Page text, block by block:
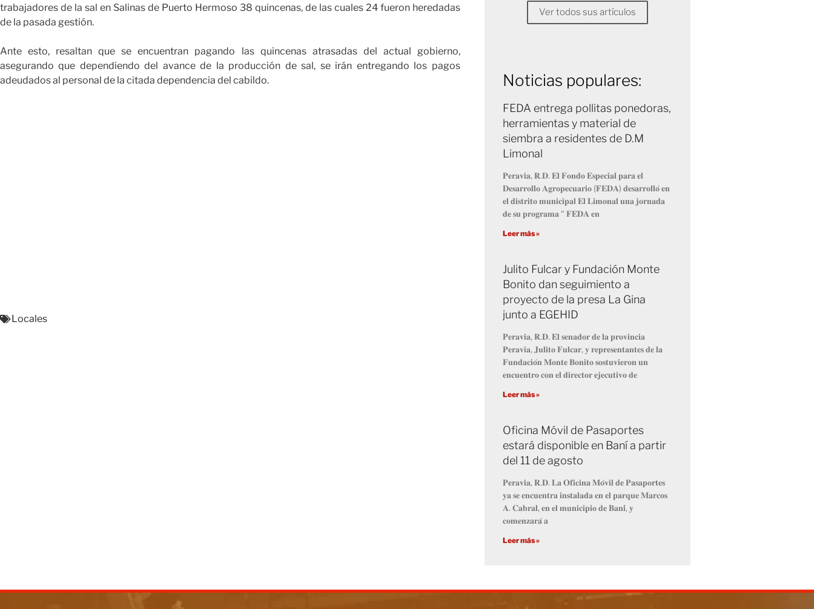
trabajadores de la sal en Salinas de Puerto Hermoso 38 quincenas, de las cuales 24 fueron heredadas
de la pasada gestión.
Ante esto, resaltan que se encuentran pagando las quincenas atrasadas del actual gobierno,
asegurando que dependiendo del avance de la producción de sal, se irán entregando los pagos
adeudados al personal de la citada dependencia del cabildo.
Locales
Ver todos sus artículos
Noticias populares:
FEDA entrega pollitas ponedoras,
herramientas y material de
siembra a residentes de D.M
Limonal
𝐏𝐞𝐫𝐚𝐯𝐢𝐚, 𝐑.𝐃. 𝐄𝐥 𝐅𝐨𝐧𝐝𝐨 𝐄𝐬𝐩𝐞𝐜𝐢𝐚𝐥 𝐩𝐚𝐫𝐚 𝐞𝐥
𝐃𝐞𝐬𝐚𝐫𝐫𝐨𝐥𝐥𝐨 𝐀𝐠𝐫𝐨𝐩𝐞𝐜𝐮𝐚𝐫𝐢𝐨 (𝐅𝐄𝐃𝐀) 𝐝𝐞𝐬𝐚𝐫𝐫𝐨𝐥𝐥𝐨́ 𝐞𝐧
𝐞𝐥 𝐝𝐢𝐬𝐭𝐫𝐢𝐭𝐨 𝐦𝐮𝐧𝐢𝐜𝐢𝐩𝐚𝐥 𝐄𝐥 𝐋𝐢𝐦𝐨𝐧𝐚𝐥 𝐮𝐧𝐚 𝐣𝐨𝐫𝐧𝐚𝐝𝐚
𝐝𝐞 𝐬𝐮 𝐩𝐫𝐨𝐠𝐫𝐚𝐦𝐚 “ 𝐅𝐄𝐃𝐀 𝐞𝐧
Leer más »
Julito Fulcar y Fundación Monte
Bonito dan seguimiento a
proyecto de la presa La Gina
junto a EGEHID
𝐏𝐞𝐫𝐚𝐯𝐢𝐚, 𝐑.𝐃. 𝐄𝐥 𝐬𝐞𝐧𝐚𝐝𝐨𝐫 𝐝𝐞 𝐥𝐚 𝐩𝐫𝐨𝐯𝐢𝐧𝐜𝐢𝐚
𝐏𝐞𝐫𝐚𝐯𝐢𝐚, 𝐉𝐮𝐥𝐢𝐭𝐨 𝐅𝐮𝐥𝐜𝐚𝐫, 𝐲 𝐫𝐞𝐩𝐫𝐞𝐬𝐞𝐧𝐭𝐚𝐧𝐭𝐞𝐬 𝐝𝐞 𝐥𝐚
𝐅𝐮𝐧𝐝𝐚𝐜𝐢𝐨́𝐧 𝐌𝐨𝐧𝐭𝐞 𝐁𝐨𝐧𝐢𝐭𝐨 𝐬𝐨𝐬𝐭𝐮𝐯𝐢𝐞𝐫𝐨𝐧 𝐮𝐧
𝐞𝐧𝐜𝐮𝐞𝐧𝐭𝐫𝐨 𝐜𝐨𝐧 𝐞𝐥 𝐝𝐢𝐫𝐞𝐜𝐭𝐨𝐫 𝐞𝐣𝐞𝐜𝐮𝐭𝐢𝐯𝐨 𝐝𝐞
Leer más »
Oficina Móvil de Pasaportes
estará disponible en Baní a partir
del 11 de agosto
𝐏𝐞𝐫𝐚𝐯𝐢𝐚, 𝐑.𝐃. 𝐋𝐚 𝐎𝐟𝐢𝐜𝐢𝐧𝐚 𝐌𝐨́𝐯𝐢𝐥 𝐝𝐞 𝐏𝐚𝐬𝐚𝐩𝐨𝐫𝐭𝐞𝐬
𝐲𝐚 𝐬𝐞 𝐞𝐧𝐜𝐮𝐞𝐧𝐭𝐫𝐚 𝐢𝐧𝐬𝐭𝐚𝐥𝐚𝐝𝐚 𝐞𝐧 𝐞𝐥 𝐩𝐚𝐫𝐪𝐮𝐞 𝐌𝐚𝐫𝐜𝐨𝐬
𝐀. 𝐂𝐚𝐛𝐫𝐚𝐥, 𝐞𝐧 𝐞𝐥 𝐦𝐮𝐧𝐢𝐜𝐢𝐩𝐢𝐨 𝐝𝐞 𝐁𝐚𝐧𝐢́, 𝐲
𝐜𝐨𝐦𝐞𝐧𝐳𝐚𝐫𝐚́ 𝐚
Leer más »